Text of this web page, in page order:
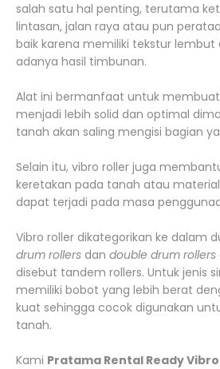
salah satu hal penting, terutama
lintasan, jalan raya atau pun
baik karena memiliki tekstur lembut
adanya hasil timbunan.
Alat ini bermanfaat untuk
menjadi lebih solid dan optimal
tanah akan saling mengisi bagian
Selain itu, vibro roller juga
keretakan pada tanah atau
dapat terjadi pada masa
Vibro roller dikategorikan ke dalam
drum rollers dan double drum rollers
disebut tandem rollers. Untuk jenis
memiliki bobot yang lebih berat
kuat sehingga cocok digunakan
tanah.
Kami Pratama Rental Ready